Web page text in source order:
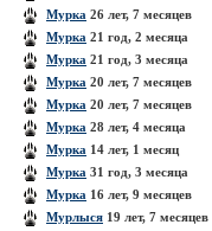
Мурка 26 лет, 7 месяцев
Мурка 21 год, 2 месяца
Мурка 21 год, 3 месяца
Мурка 20 лет, 7 месяцев
Мурка 20 лет, 7 месяцев
Мурка 28 лет, 4 месяца
Мурка 14 лет, 1 месяц
Мурка 31 год, 3 месяца
Мурка 16 лет, 9 месяцев
Мурлыся 19 лет, 7 месяцев